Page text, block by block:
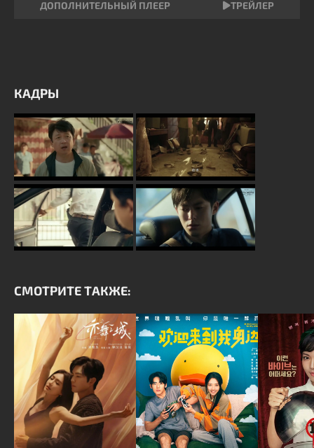
ДОПОЛНИТЕЛЬНЫЙ ПЛЕЕР ТРЕЙЛЕР
КАДРЫ
СМОТРИТЕ ТАКЖЕ: